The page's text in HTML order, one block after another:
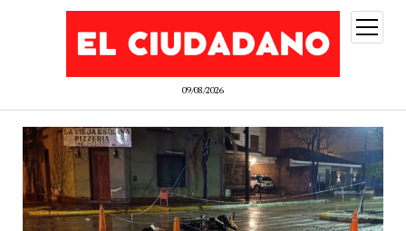
09/08/2026
abrir
menú